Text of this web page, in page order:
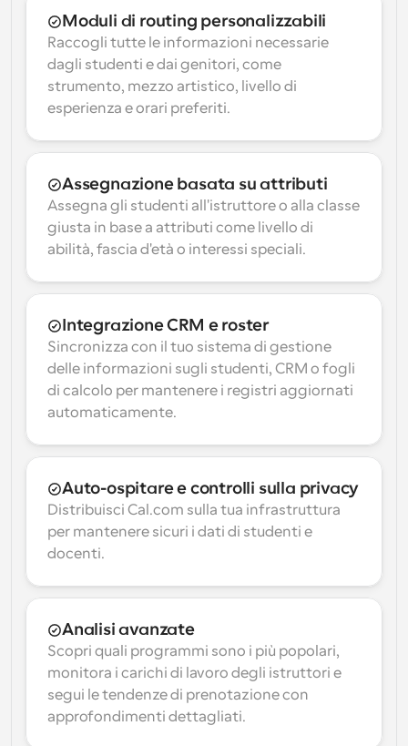
Moduli di routing personalizzabili
Raccogli tutte le informazioni necessarie
dagli studenti e dai genitori, come
strumento, mezzo artistico, livello di
esperienza e orari preferiti.
Assegnazione basata su attributi
Assegna gli studenti all'istruttore o alla classe
giusta in base a attributi come livello di
abilità, fascia d'età o interessi speciali.
Integrazione CRM e roster
Sincronizza con il tuo sistema di gestione
delle informazioni sugli studenti, CRM o fogli
di calcolo per mantenere i registri aggiornati
automaticamente.
Auto-ospitare e controlli sulla privacy
Distribuisci Cal.com sulla tua infrastruttura
per mantenere sicuri i dati di studenti e
docenti.
Analisi avanzate
Scopri quali programmi sono i più popolari,
monitora i carichi di lavoro degli istruttori e
segui le tendenze di prenotazione con
approfondimenti dettagliati.